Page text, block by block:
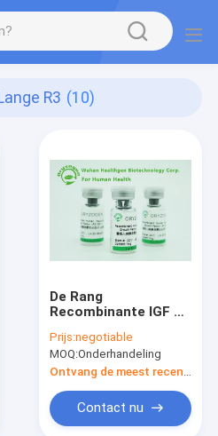
R3 (10)
De Rang
Recombinante IGF 1
Lang R3
Gevriesdroogd
Poeder voor Xeno -
Vrij Middel
Prijs:negotiable
MOQ:Onderhandeling
Contact nu